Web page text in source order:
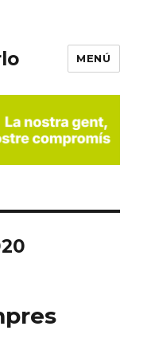
MENÚ